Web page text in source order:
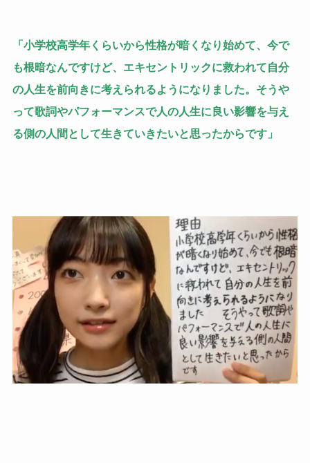
「小学校高学年くらいから性格が暗くなり始めて、今で
も根暗なんですけど、エキセントリックに救われて自分
の人生を前向きに考えられるようになりました。そうや
って歌詞やパフォーマンスで人の人生に良い影響を与え
る側の人間として生きていきたいと思ったからです」